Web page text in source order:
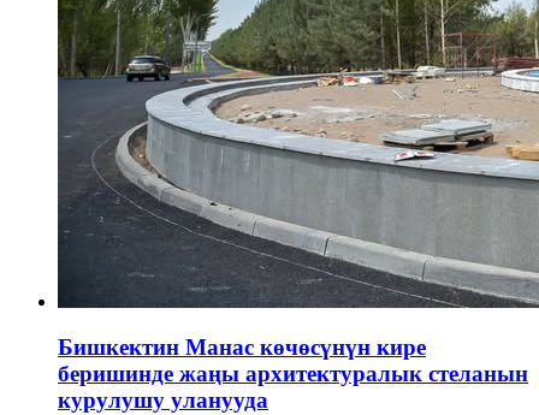
Бишкектин Манас көчөсүнүн кире
беришинде жаңы архитектуралык стеланын
курулушу уланууда